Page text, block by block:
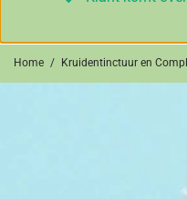
Home / Kruidentinctuur en